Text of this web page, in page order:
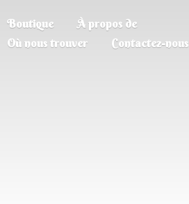
Boutique
À propos de
Où nous trouver
Contactez-nous